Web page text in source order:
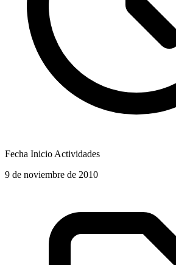
Fecha Inicio Actividades
9 de noviembre de 2010